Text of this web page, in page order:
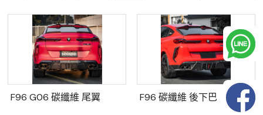
F96 G06 碳纖維 尾翼 F96 碳纖維 後下巴